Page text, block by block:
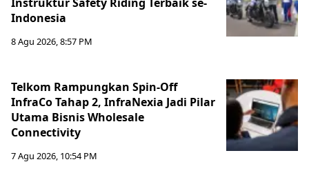
Indonesia
8 Agu 2026, 8:57 PM
Telkom Rampungkan Spin-Off
InfraCo Tahap 2, InfraNexia Jadi Pilar
Utama Bisnis Wholesale
Connectivity
7 Agu 2026, 10:54 PM